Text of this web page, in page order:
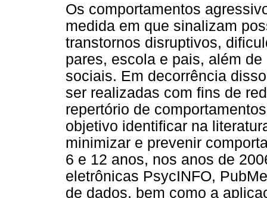
Os comportamentos
medida em que sinalizam
transtornos disruptivos,
pares, escola e pais, além
sociais. Em decorrência
ser realizadas com fins de
repertório de
objetivo identificar na
minimizar e prevenir
6 e 12 anos, nos anos de
eletrônicas PsycINFO,
de dados, bem como a